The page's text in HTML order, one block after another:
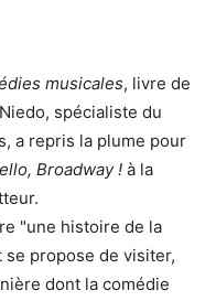
musicales, livre de
spécialiste du
a repris la plume pour
Broadway ! à la
"une histoire de la
propose de visiter,
dont la comédie